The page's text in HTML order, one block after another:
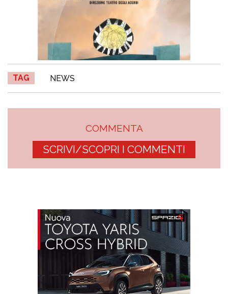
TAG NEWS
COMMENTA
SCRIVI/SCOPRI I COMMENTI